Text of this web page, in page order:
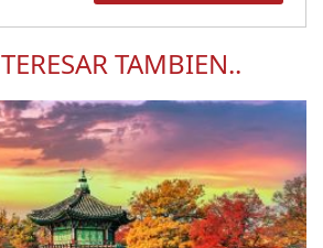
TAMBIEN..